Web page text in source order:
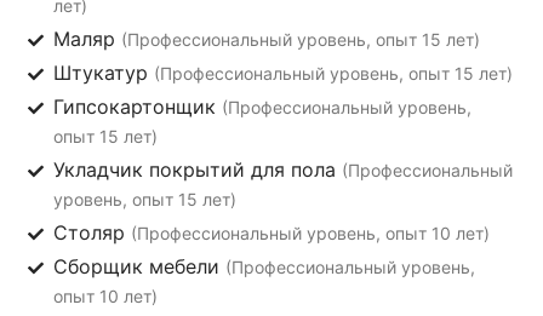
лет)
Маляр (Профессиональный уровень, опыт 15 лет)
Штукатур (Профессиональный уровень, опыт 15 лет)
Гипсокартонщик (Профессиональный уровень,
опыт 15 лет)
Укладчик покрытий для пола (Профессиональный
уровень, опыт 15 лет)
Столяр (Профессиональный уровень, опыт 10 лет)
Сборщик мебели (Профессиональный уровень,
опыт 10 лет)